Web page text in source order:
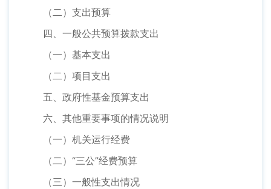
（二）支出预算
四、一般公共预算拨款支出
（一）基本支出
（二）项目支出
五、政府性基金预算支出
六、其他重要事项的情况说明
（一）机关运行经费
（二）“三公”经费预算
（三）一般性支出情况